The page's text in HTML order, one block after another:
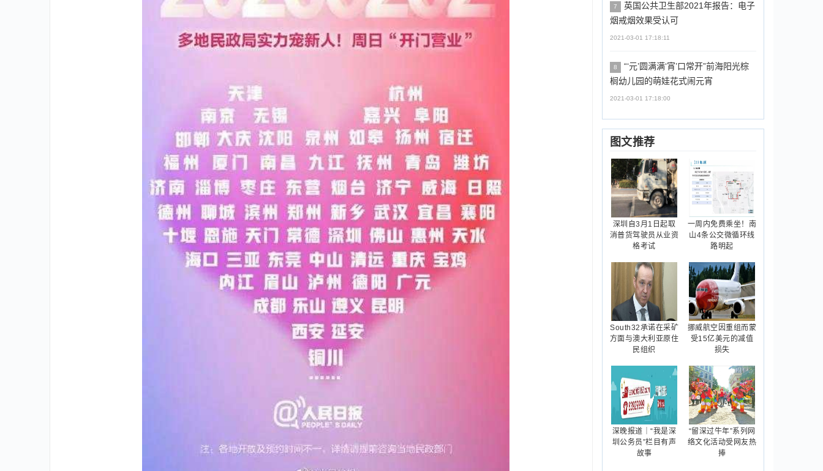
7
英国公共卫生部2021年报告：电子
烟戒烟效果受认可
2021-03-01 17:18:11
8
“‘元’圆满满‘宵’口常开”前海阳光棕
榈幼儿园的萌娃花式闹元宵
2021-03-01 17:18:00
图文推荐
深圳自3月1日起取
消普货驾驶员从业资
格考试
一周内免费乘坐！南
山4条公交微循环线
路明起
South32承诺在采矿
方面与澳大利亚原住
民组织
挪威航空因重组而蒙
受15亿美元的减值
损失
深晚报道｜“我是深
圳公务员”栏目有声
故事
“留深过牛年”系列网
络文化活动受网友热
捧